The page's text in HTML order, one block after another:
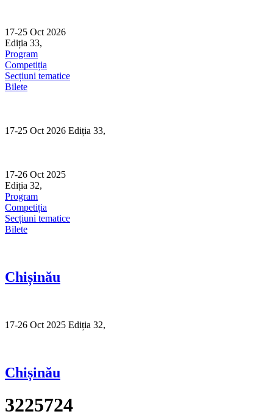
content
17-25 Oct 2026
Ediția 33,
Program
Competiția
Secțiuni tematice
Bilete
17-25 Oct 2026 Ediția 33,
17-26 Oct 2025
Ediția 32,
Program
Competiția
Secțiuni tematice
Bilete
Chișinău
17-26 Oct 2025 Ediția 32,
Chișinău
3225724